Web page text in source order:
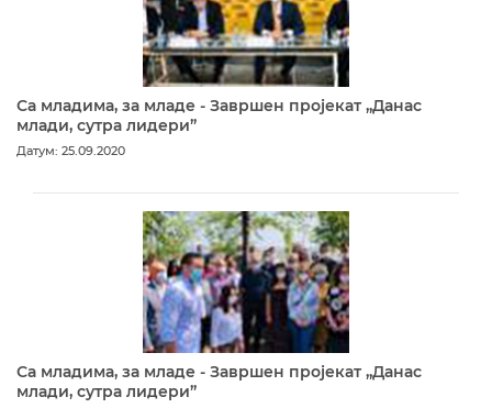
Са младима, за младе - Завршен пројекат „Данас
млади, сутра лидери”
Датум: 25.09.2020
Са младима, за младе - Завршен пројекат „Данас
млади, сутра лидери”